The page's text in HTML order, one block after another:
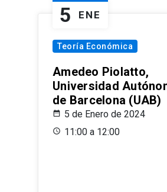
5 ENE
Teoría Económica
Amedeo Piolatto,
Universidad
de Barcelona (UAB)
5 de Enero de 2024
11:00 a 12:00